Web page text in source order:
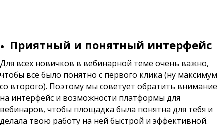
Приятный и понятный интерфейс
Для всех новичков в вебинарной теме очень важно,
чтобы все было понятно с первого клика (ну максимум
со второго). Поэтому мы советует обратить внимание
на интерфейс и возможности платформы для
вебинаров, чтобы площадка была понятна для тебя и
делала твою работу на ней быстрой и эффективной.